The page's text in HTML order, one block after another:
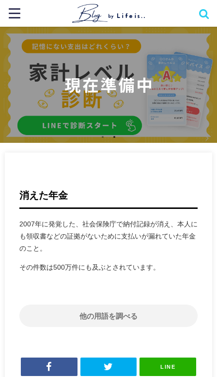
消えた年金
2007年に発覚した、社会保険庁で納付記録が消え、本人に
も領収書などの証拠がないために支払いが漏れていた年金
のこと。
その件数は500万件にも及ぶとされています。
他の用語を調べる
LINE